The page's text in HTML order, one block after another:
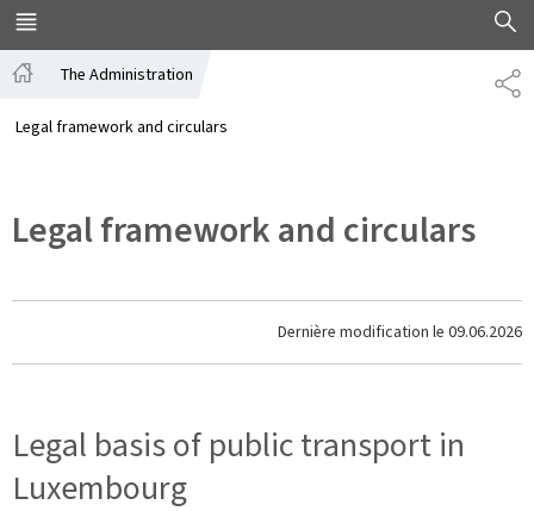
MENU
MAIN
SHOW
The Administration
Legal framework and circulars
Legal framework and circulars
Dernière modification le 09.06.2026
Legal basis of public transport in
Luxembourg